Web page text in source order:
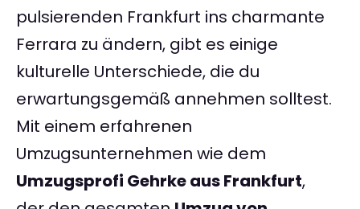
pulsierenden Frankfurt ins charmante
Ferrara zu ändern, gibt es einige
kulturelle Unterschiede, die du
erwartungsgemäß annehmen solltest.
Mit einem erfahrenen
Umzugsunternehmen wie dem
Umzugsprofi Gehrke aus Frankfurt,